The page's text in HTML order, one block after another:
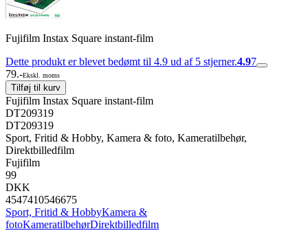
Fujifilm Instax Square instant-film
Dette produkt er blevet bedømt til 4.9 ud af 5 stjerner.4.97
79.-Ekskl. moms
Tilføj til kurv
Fujifilm Instax Square instant-film
DT209319
DT209319
Sport, Fritid & Hobby, Kamera & foto, Kameratilbehør,
Direktbilledfilm
Fujifilm
99
DKK
4547410546675
Sport, Fritid & HobbyKamera &
fotoKameratilbehørDirektbilledfilm